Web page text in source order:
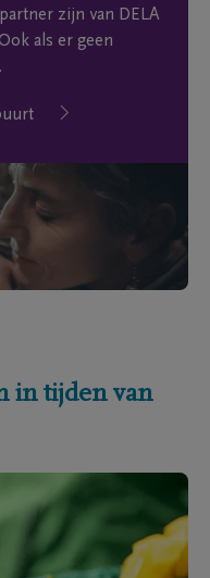
zijn van DELA
als er geen
in tijden van